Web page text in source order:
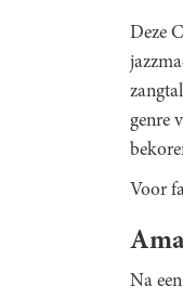
Deze
genre
Voor
Na